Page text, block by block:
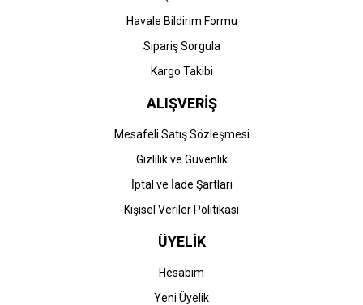
Gönder
Havale Bildirim Formu
Sipariş Sorgula
Kargo Takibi
ALIŞVERİŞ
Mesafeli Satış Sözleşmesi
Gizlilik ve Güvenlik
İptal ve İade Şartları
Kişisel Veriler Politikası
ÜYELİK
Hesabım
Yeni Üyelik